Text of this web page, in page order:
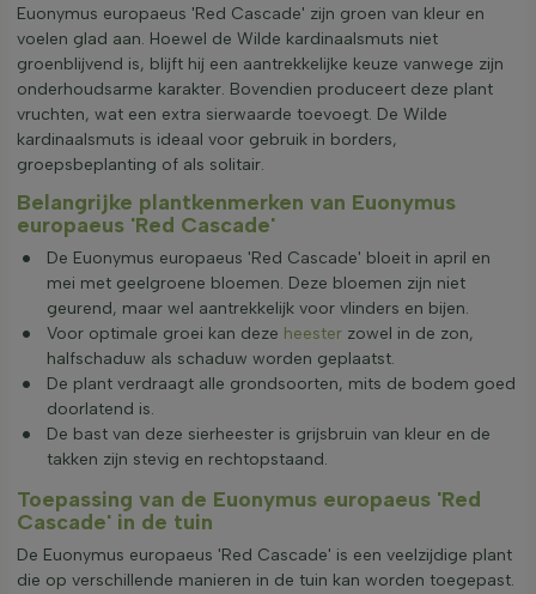
Euonymus europaeus 'Red Cascade' zijn groen van kleur en
voelen glad aan. Hoewel de Wilde kardinaalsmuts niet
groenblijvend is, blijft hij een aantrekkelijke keuze vanwege zijn
onderhoudsarme karakter. Bovendien produceert deze plant
vruchten, wat een extra sierwaarde toevoegt. De Wilde
kardinaalsmuts is ideaal voor gebruik in borders,
groepsbeplanting of als solitair.
Belangrijke plantkenmerken van Euonymus
europaeus 'Red Cascade'
De Euonymus europaeus 'Red Cascade' bloeit in april en
mei met geelgroene bloemen. Deze bloemen zijn niet
geurend, maar wel aantrekkelijk voor vlinders en bijen.
Voor optimale groei kan deze heester zowel in de zon,
halfschaduw als schaduw worden geplaatst.
De plant verdraagt alle grondsoorten, mits de bodem goed
doorlatend is.
De bast van deze sierheester is grijsbruin van kleur en de
takken zijn stevig en rechtopstaand.
Toepassing van de Euonymus europaeus 'Red
Cascade' in de tuin
De Euonymus europaeus 'Red Cascade' is een veelzijdige plant
die op verschillende manieren in de tuin kan worden toegepast.